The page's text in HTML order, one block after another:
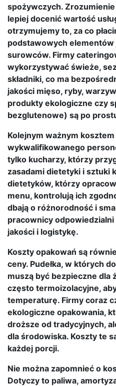
spożywczych.
lepiej docenić wartość
otrzymujemy to, za co
podstawowych
surowców. Firmy
wykorzystywać świeże,
składniki, co ma
jakości mięso, ryby,
produkty ekologiczne czy
bezglutenowe) są po
Kolejnym ważnym
wykwalifikowanego
tylko kucharzy, którzy
zasadami dietetyki i sztuki
dietetyków, którzy
menu, kontrolują ich
dbają o różnorodność i
pracownicy
jakości i logistykę.
Koszty opakowań są
ceny. Pudełka, w których
muszą być bezpieczne dla
często termoizolacyjne,
temperaturę. Firmy coraz
ekologiczne opakowania,
droższe od tradycyjnych,
dla środowiska. Koszty te
każdej porcji.
Nie można zapomnieć o
Dotyczy to paliwa,